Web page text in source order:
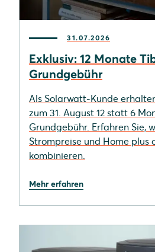
31.07.2026
Exklusiv: 12 Monate
Grundgebühr
Als Solarwatt-Kunde
zum 31. August 12 statt 6
Grundgebühr. Erfahren Sie,
Strompreise und Home plus
kombinieren.
Mehr erfahren